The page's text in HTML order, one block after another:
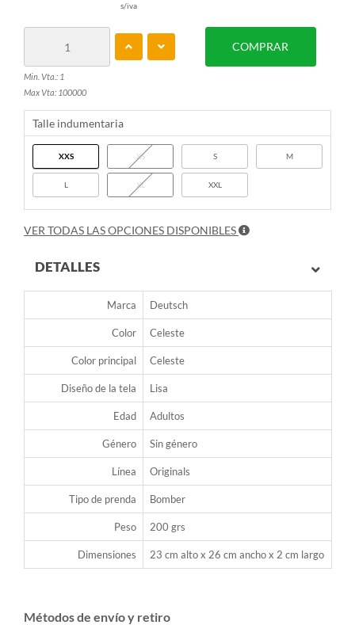
s/iva
Min. Vta.: 1
Max Vta: 100000
COMPRAR
Talle indumentaria
XXS XS S M
L XL XXL
VER TODAS LAS OPCIONES DISPONIBLES
DETALLES
Marca Deutsch
Color Celeste
Color principal Celeste
Diseño de la tela Lisa
Edad Adultos
Género Sin género
Línea Originals
Tipo de prenda Bomber
Peso 200 grs
Dimensiones 23 cm alto x 26 cm ancho x 2 cm largo
Métodos de envío y retiro